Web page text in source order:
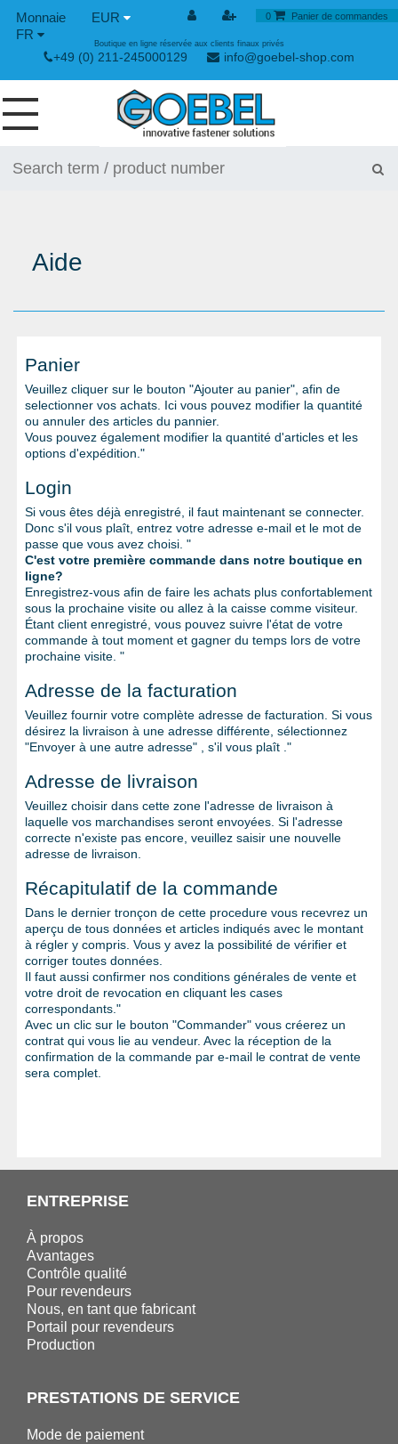
FR
EUR 0 Panier de commandes
+49 (0) 211-245000129 info@goebel-shop.com
Boutique en ligne réservée aux clients finaux privés
VIS
ECROUS À SERTIR
OUTILLAGE MANUEL
QUINCAILLERIE
COLLER ET ISOLER
RABAIS
Aide
Panier
Veuillez cliquer sur le bouton "Ajouter au panier", afin de
selectionner vos achats. Ici vous pouvez modifier la quantité
ou annuler des articles du pannier.
Vous pouvez également modifier la quantité d'articles et les
options d'expédition."
Login
Si vous êtes déjà enregistré, il faut maintenant se connecter.
Donc s'il vous plaît, entrez votre adresse e-mail et le mot de
passe que vous avez choisi. "
C'est votre première commande dans notre boutique en
ligne?
Enregistrez-vous afin de faire les achats plus confortablement
sous la prochaine visite ou allez à la caisse comme visiteur.
Étant client enregistré, vous pouvez suivre l'état de votre
commande à tout moment et gagner du temps lors de votre
prochaine visite. "
Adresse de la facturation
Veuillez fournir votre complète adresse de facturation. Si vous
désirez la livraison à une adresse différente, sélectionnez
"Envoyer à une autre adresse" , s'il vous plaît ."
Adresse de livraison
Veuillez choisir dans cette zone l'adresse de livraison à
laquelle vos marchandises seront envoyées. Si l'adresse
correcte n'existe pas encore, veuillez saisir une nouvelle
adresse de livraison.
Récapitulatif de la commande
Dans le dernier tronçon de cette procedure vous recevrez un
aperçu de tous données et articles indiqués avec le montant
à régler y compris. Vous y avez la possibilité de vérifier et
corriger toutes données.
Il faut aussi confirmer nos conditions générales de vente et
votre droit de revocation en cliquant les cases
correspondants."
Avec un clic sur le bouton "Commander" vous créerez un
contrat qui vous lie au vendeur. Avec la réception de la
confirmation de la commande par e-mail le contrat de vente
sera complet.
ENTREPRISE
À propos
Avantages
Contrôle qualité
Pour revendeurs
Nous, en tant que fabricant
Portail pour revendeurs
Production
PRESTATIONS DE SERVICE
Mode de paiement